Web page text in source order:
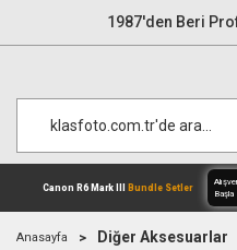
1987'den Beri
Anasayfa Diğer Aksesuarlar